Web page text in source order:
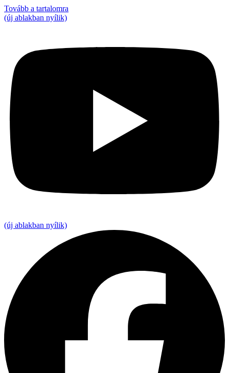
Tovább a tartalomra
(új ablakban nyílik)
(új ablakban nyílik)